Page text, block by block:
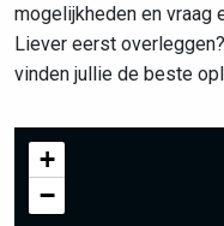
mogelijkheden en vraag
Liever eerst
vinden jullie de beste
+
−